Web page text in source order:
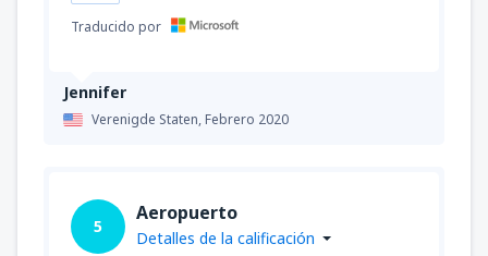
Jennifer
Verenigde Staten,Febrero 2020
Traducido por
5
Aeropuerto
Detalles de la calificación